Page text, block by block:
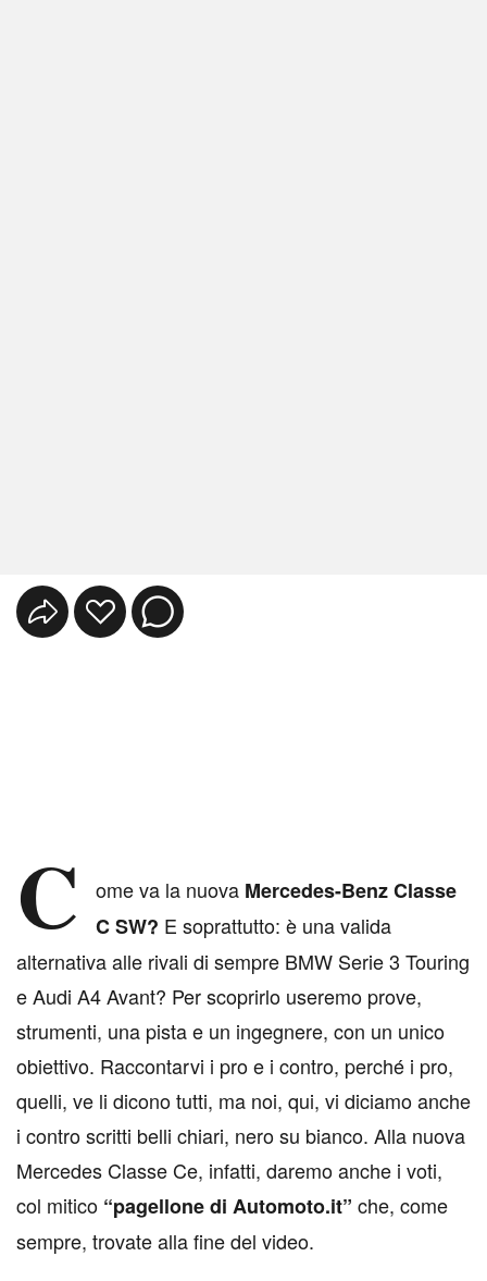
C ome va la nuova Mercedes-Benz Classe
C SW? E soprattutto: è una valida
alternativa alle rivali di sempre BMW Serie 3 Touring
e Audi A4 Avant? Per scoprirlo useremo prove,
strumenti, una pista e un ingegnere, con un unico
obiettivo. Raccontarvi i pro e i contro, perché i pro,
quelli, ve li dicono tutti, ma noi, qui, vi diciamo anche
i contro scritti belli chiari, nero su bianco. Alla nuova
Mercedes Classe Ce, infatti, daremo anche i voti,
col mitico “pagellone di Automoto.it” che, come
sempre, trovate alla fine del video.